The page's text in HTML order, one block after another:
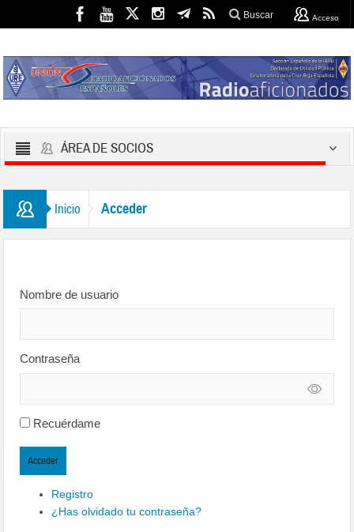
Buscar Acceso
ÁREA DE SOCIOS
Inicio Acceder
Nombre de usuario
Contraseña
Recuérdame
Acceder
Registro
¿Has olvidado tu contraseña?